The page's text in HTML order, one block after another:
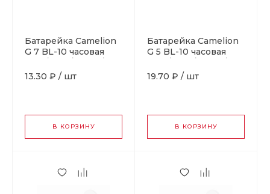
Батарейка Camelion
G 7 BL-10 часовая
(10 / 100 / 3600)
13.30 ₽ / шт
В КОРЗИНУ
Батарейка Camelion
G 5 BL-10 часовая
(10 / 100 / 3600)
19.70 ₽ / шт
В КОРЗИНУ